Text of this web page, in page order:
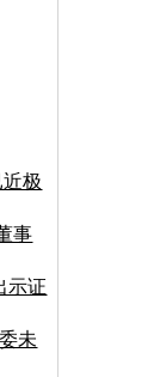
极
事
示证
未